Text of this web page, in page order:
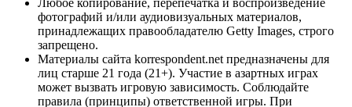
фотографий и/или аудиовизуальных материалов,
принадлежащих правообладателю Getty Images, строго
запрещено.
Материалы сайта korrespondent.net предназначены для
лиц старше 21 года (21+). Участие в азартных играх
может вызвать игровую зависимость. Соблюдайте
правила (принципы) ответственной игры. При